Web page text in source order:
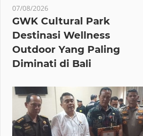
07/08/2026
GWK Cultural Park
Destinasi Wellness
Outdoor Yang Paling
Diminati di Bali